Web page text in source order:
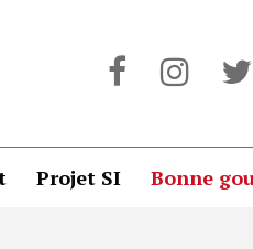
Projet SI Bonne